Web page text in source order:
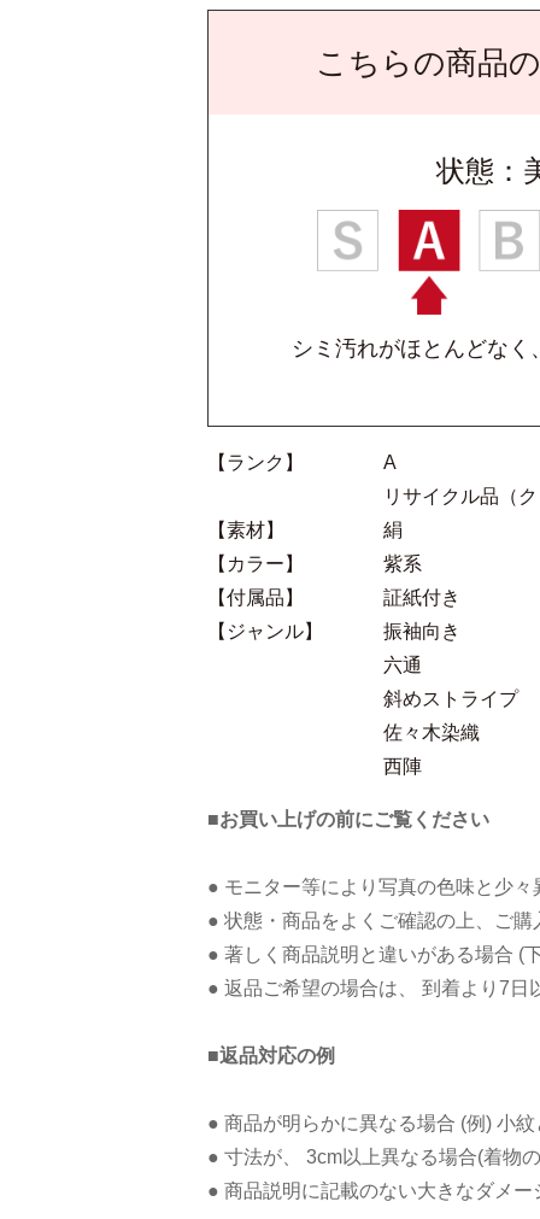
こちらの商品
状態：
シミ汚れがほとんどなく
【ランク】
A
リサイクル品（
【素材】
絹
【カラー】
紫系
【付属品】
証紙付き
【ジャンル】
振袖向き
六通
斜めストライプ
佐々木染織
西陣
■お買い上げの前にご覧ください
● モニター等により写真の色味と少
● 状態・商品をよくご確認の上、ご
● 著しく商品説明と違いがある場合 (
● 返品ご希望の場合は、 到着より7
■返品対応の例
● 商品が明らかに異なる場合 (例) 小
● 寸法が、 3cm以上異なる場合(着物
● 商品説明に記載のない大きなダメー